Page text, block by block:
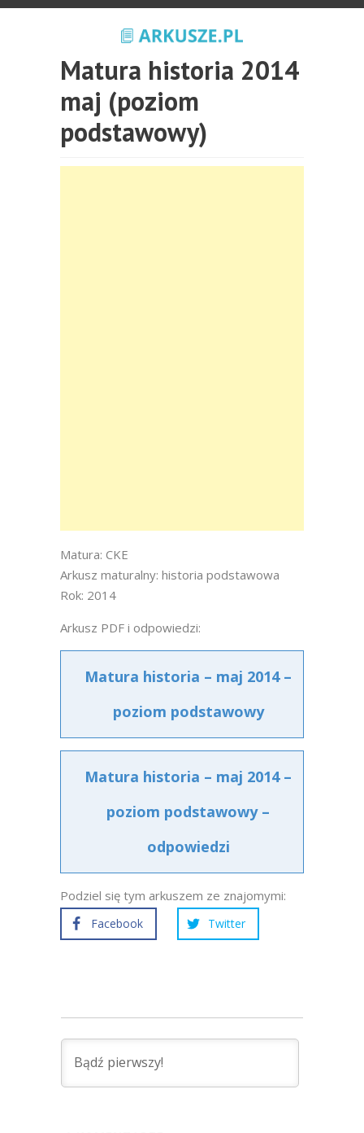
Matura historia 2014
maj (poziom
podstawowy)
Matura: CKE
Arkusz maturalny: historia podstawowa
Rok: 2014
Arkusz PDF i odpowiedzi:
Matura historia – maj 2014 –
poziom podstawowy
Matura historia – maj 2014 –
poziom podstawowy –
odpowiedzi
Podziel się tym arkuszem ze znajomymi:
Facebook Twitter